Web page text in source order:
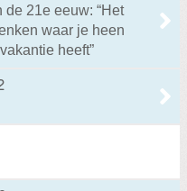
de 21e eeuw: “Het
waar je heen
heeft”